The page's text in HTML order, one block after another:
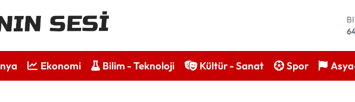
Ekonomi Bilim - Teknoloji Kültür - Sanat Spor